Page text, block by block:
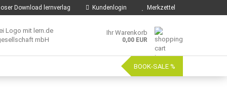
Download lernverlag Kundenlogin Merkzettel
Ihr Warenkorb
0,00 EUR
BOOK-SALE %